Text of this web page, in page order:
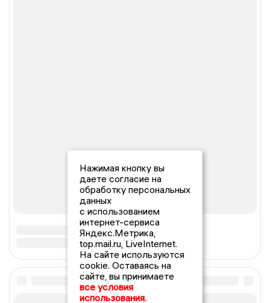
Нажимая кнопку вы
даете согласие на
обработку персональных
данных
с использованием
интернет-сервиса
Яндекс.Метрика,
top.mail.ru, LiveInternet.
На сайте используются
cookie. Оставаясь на
сайте, вы принимаете
все условия
использования.